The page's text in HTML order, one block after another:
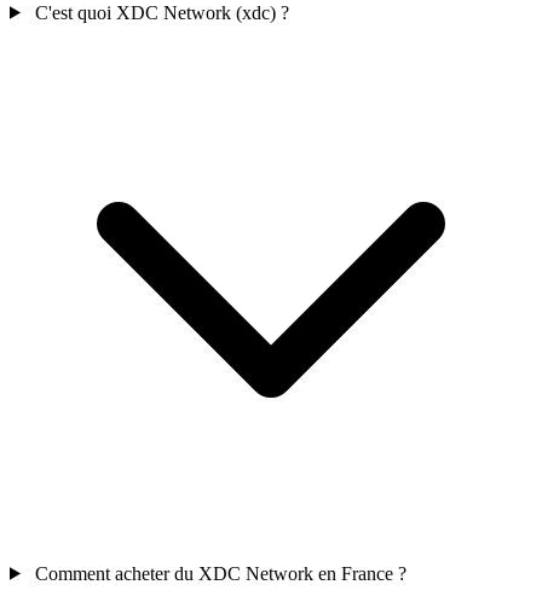
C'est quoi XDC Network (xdc) ?
Comment acheter du XDC Network en France ?